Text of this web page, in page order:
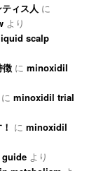
ィス人 に
より
scalp
徴 にminoxidil
にminoxidil trial
にminoxidil
より